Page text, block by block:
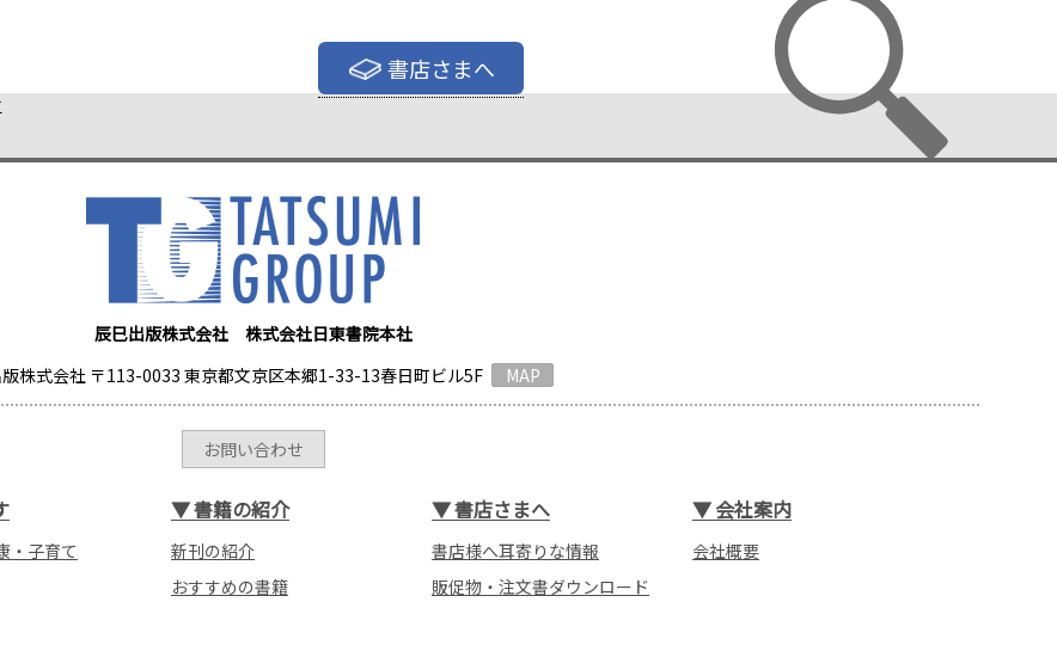
書店さまへ
辰巳出版株式会社 株式会社日東書院本社
株式会社 〒113-0033 東京都文京区本郷1-33-13春日町ビル5F
MAP
お問い合わせ
・子育て
▼書籍の紹介
新刊の紹介
おすすめの書籍
▼書店さまへ
書店様へ耳寄りな情報
販促物・注文書ダウンロード
▼会社案内
会社概要